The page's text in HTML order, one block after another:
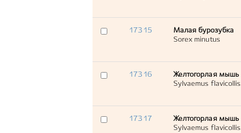
17315
Малая бурозубка
Sorex minutus
17316
Желтогорлая мышь
Sylvaemus flavicollis
17317
Желтогорлая мышь
Sylvaemus flavicollis